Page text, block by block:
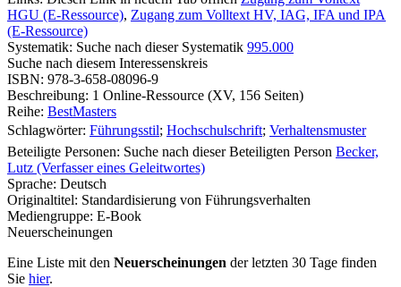
HGU (E-Ressource), Zugang zum Volltext HV, IAG, IFA und IPA
(E-Ressource)
Systematik: Suche nach dieser Systematik 995.000
Suche nach diesem Interessenskreis
ISBN: 978-3-658-08096-9
Beschreibung: 1 Online-Ressource (XV, 156 Seiten)
Reihe: BestMasters
Schlagwörter: Führungsstil; Hochschulschrift; Verhaltensmuster
Beteiligte Personen: Suche nach dieser Beteiligten Person Becker,
Lutz (Verfasser eines Geleitwortes)
Sprache: Deutsch
Originaltitel: Standardisierung von Führungsverhalten
Mediengruppe: E-Book
Neuerscheinungen
Eine Liste mit den Neuerscheinungen der letzten 30 Tage finden
Sie hier.